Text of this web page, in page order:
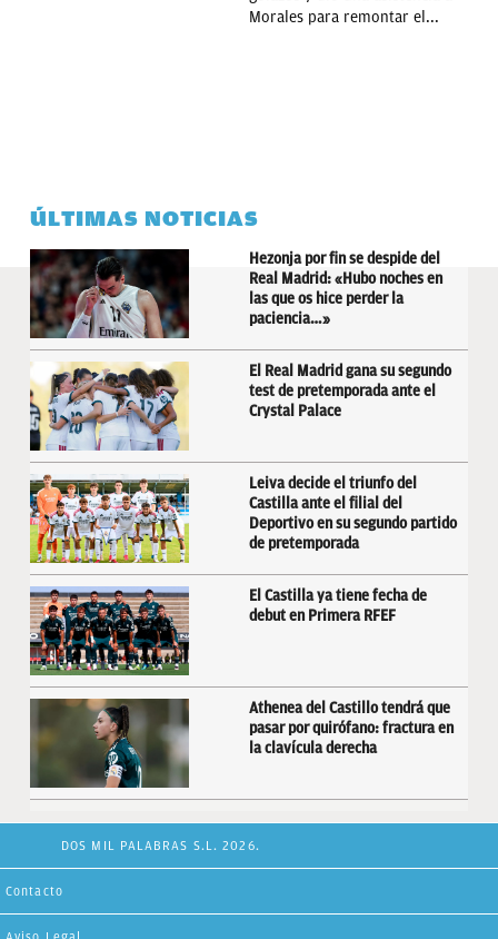
Morales para remontar el...
ÚLTIMAS NOTICIAS
Hezonja por fin se despide del
Real Madrid: «Hubo noches en
las que os hice perder la
paciencia…»
El Real Madrid gana su segundo
test de pretemporada ante el
Crystal Palace
Leiva decide el triunfo del
Castilla ante el filial del
Deportivo en su segundo partido
de pretemporada
El Castilla ya tiene fecha de
debut en Primera RFEF
Athenea del Castillo tendrá que
pasar por quirófano: fractura en
la clavícula derecha
DOS MIL PALABRAS S.L. 2026.
Contacto